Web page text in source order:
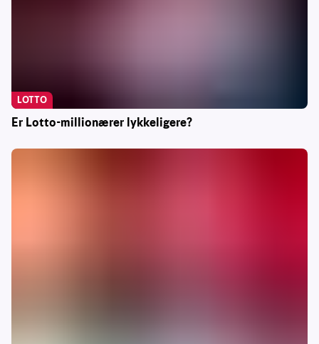
Er Lotto-millionærer lykkeligere?
LOTTO